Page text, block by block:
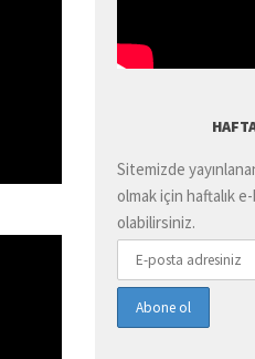
Sitemizde
olmak için haftalık
olabilirsiniz.